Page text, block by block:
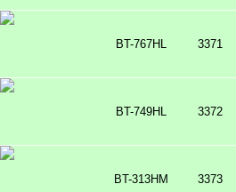
BT-767HL 3371
BT-749HL 3372
BT-313HM 3373